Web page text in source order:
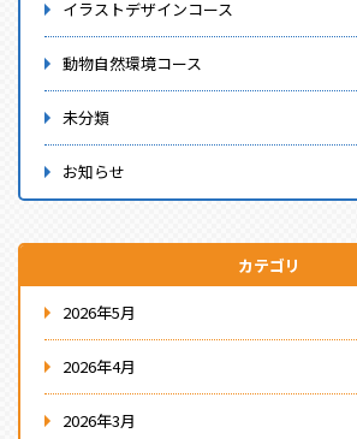
イラストデザインコース
動物自然環境コース
未分類
お知らせ
カテゴリ
2026年5月
2026年4月
2026年3月